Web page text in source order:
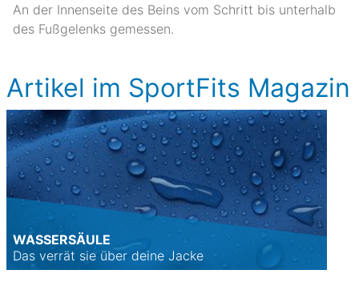
An der Innenseite des Beins vom Schritt bis unterhalb
des Fußgelenks gemessen.
Artikel im SportFits Magazin
WASSERSÄULE
Das verrät sie über deine Jacke